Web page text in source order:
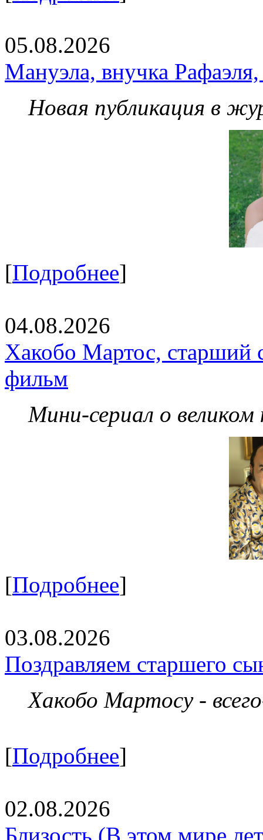
05.08.2026
Мануэла, внучка
Новая публикация в
[Подробнее]
04.08.2026
Хакобо Мартос, старший
фильм
Мини-сериал о великом
[Подробнее]
03.08.2026
Поздравляем старшего
Хакобо Мартосу -
[Подробнее]
02.08.2026